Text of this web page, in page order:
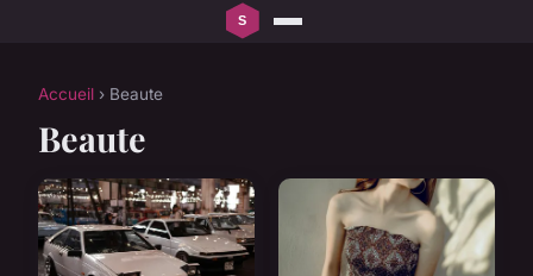
Accueil › Beaute
Beaute